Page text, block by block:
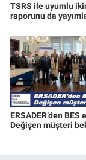
TSRS ile uyumlu
raporunu da
ERSADER’den BES
Değişen müşteri